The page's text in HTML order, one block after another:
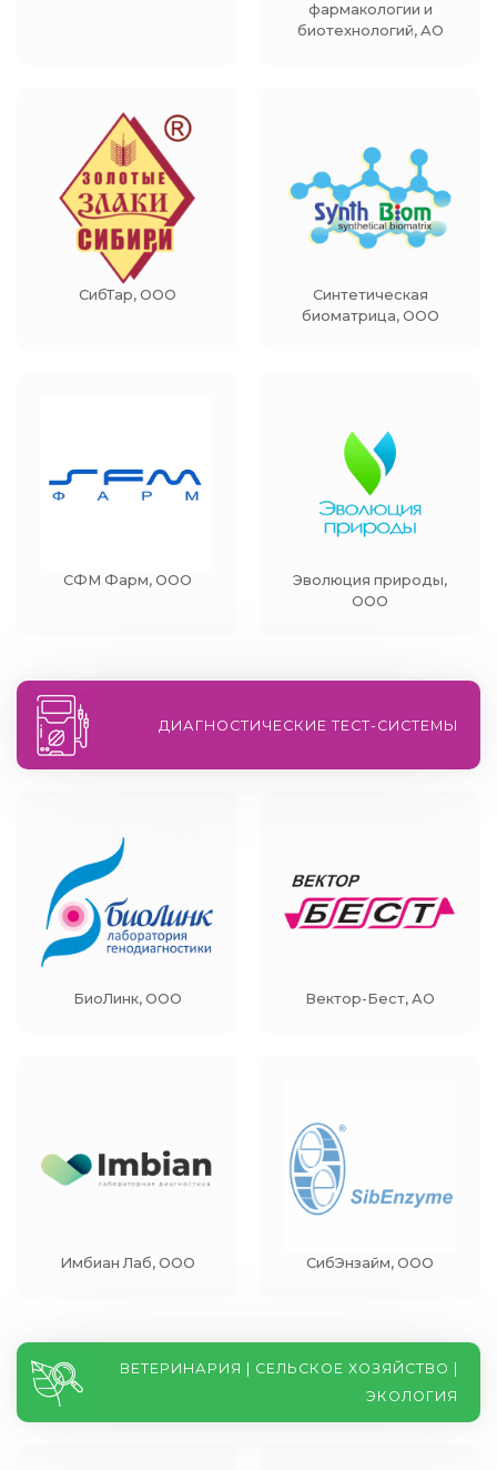
фармакологии и
биотехнологий, АО
СибТар, ООО
Синтетическая
биоматрица, ООО
СФМ Фарм, ООО
Эволюция природы,
ООО
ДИАГНОСТИЧЕСКИЕ ТЕСТ-СИСТЕМЫ
БиоЛинк, ООО Вектор-Бест, АО
Имбиан Лаб, ООО СибЭнзайм, ООО
ВЕТЕРИНАРИЯ | СЕЛЬСКОЕ ХОЗЯЙСТВО |
ЭКОЛОГИЯ